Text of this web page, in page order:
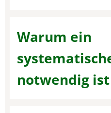
Warum ein
notwendig ist